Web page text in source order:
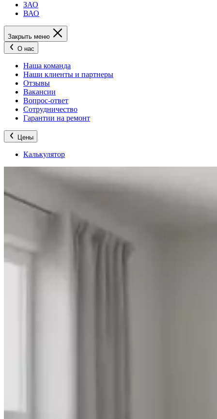
ЗАО
ВАО
Закрыть меню
О нас
Наша команда
Наши клиенты и партнеры
Отзывы
Вакансии
Вопрос-ответ
Сотрудничество
Гарантии на ремонт
Цены
Калькулятор